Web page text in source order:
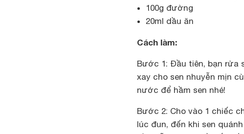
100g đường
20ml dầu ăn
Cách làm:
Bước 1: Đầu tiên, bạn rửa
xay cho sen nhuyễn mịn
nước để hầm sen nhé!
Bước 2: Cho vào 1 chiếc
lúc đun, đến khi sen